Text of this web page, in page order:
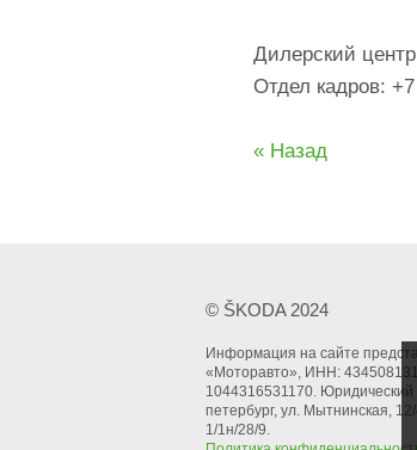
Дилерский
Отдел кадров:
« Назад
© ŠKODA 2024
Информация на сайте
«Моторавто», ИНН:
1044316531170. Юридический
петербург, ул. Мытнинская,
1/1н/28/9.